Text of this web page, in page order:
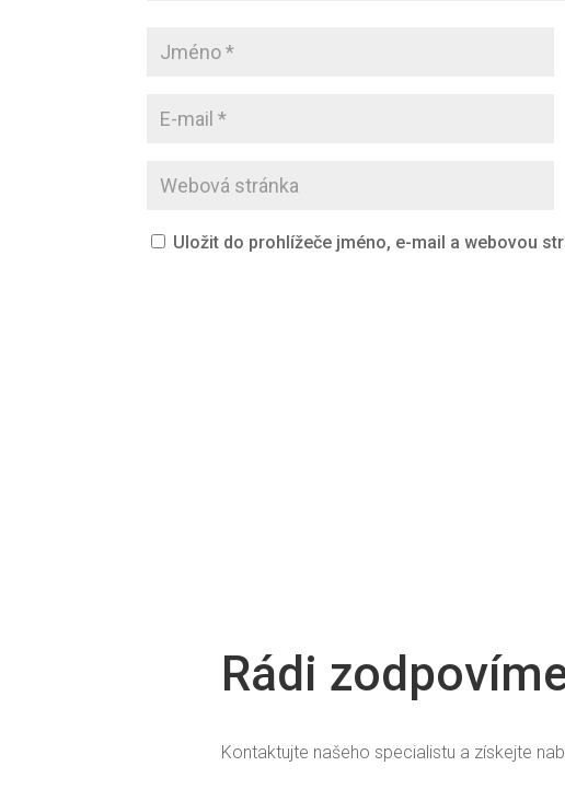
Uložit do prohlížeče jméno, e-mail a webovou
Rádi
Kontaktujte našeho specialistu a získejte